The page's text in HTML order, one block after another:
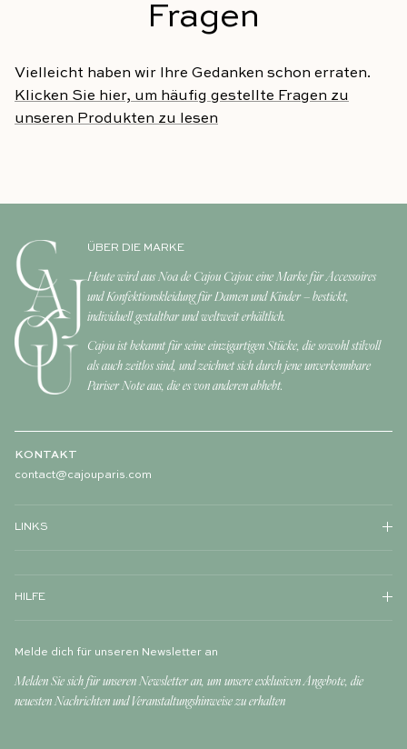
Fragen
Vielleicht haben wir Ihre Gedanken schon erraten.
Klicken Sie hier, um häufig gestellte Fragen zu
unseren Produkten zu lesen
ÜBER DIE MARKE
Heute wird aus Noa de Cajou Cajou: eine Marke für Accessoires
und Konfektionskleidung für Damen und Kinder – bestickt,
individuell gestaltbar und weltweit erhältlich.
Cajou ist bekannt für seine einzigartigen Stücke, die sowohl stilvoll
als auch zeitlos sind, und zeichnet sich durch jene unverkennbare
Pariser Note aus, die es von anderen abhebt.
KONTAKT
contact@cajouparis.com
LINKS
HILFE
Melde dich für unseren Newsletter an
Melden Sie sich für unseren Newsletter an, um unsere exklusiven Angebote, die
neuesten Nachrichten und Veranstaltungshinweise zu erhalten